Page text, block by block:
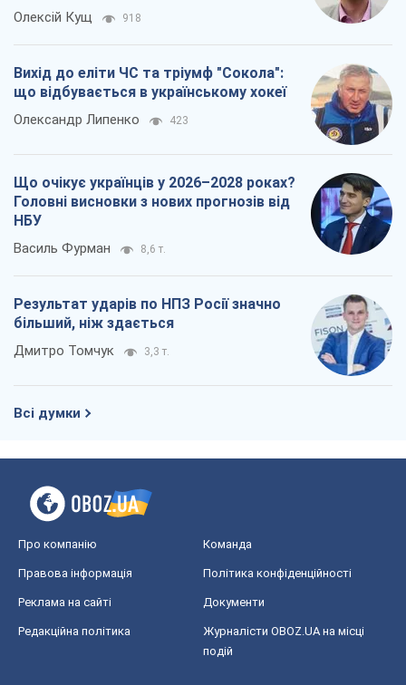
Олексій Кущ 918
Вихід до еліти ЧС та тріумф "Сокола":
що відбувається в українському хокеї
Олександр Липенко 423
Що очікує українців у 2026–2028 роках?
Головні висновки з нових прогнозів від
НБУ
Василь Фурман 8,6 т.
Результат ударів по НПЗ Росії значно
більший, ніж здається
Дмитро Томчук 3,3 т.
Всі думки
Про компанію Команда
Правова інформація Політика конфіденційності
Реклама на сайті Документи
Редакційна політика
Журналісти OBOZ.UA на місці
подій